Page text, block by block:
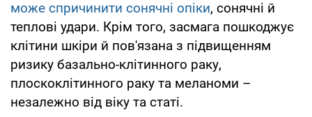
може спричинити сонячні опіки, сонячні й
теплові удари. Крім того, засмага пошкоджує
клітини шкіри й пов'язана з підвищенням
ризику базально-клітинного раку,
плоскоклітинного раку та меланоми –
незалежно від віку та статі.